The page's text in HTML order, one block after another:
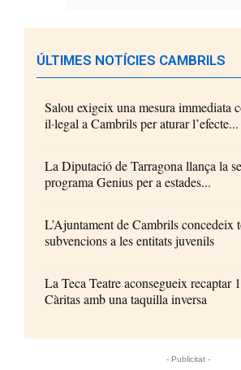
ÚLTIMES NOTÍCIES CAMBRILS
Salou exigeix una mesura immediata
il·legal a Cambrils per aturar l’efecte...
La Diputació de Tarragona llança la
programa Genius per a estades...
L’Ajuntament de Cambrils concedeix
subvencions a les entitats juvenils
La Teca Teatre aconsegueix recaptar
Càritas amb una taquilla inversa
- Publicitat -